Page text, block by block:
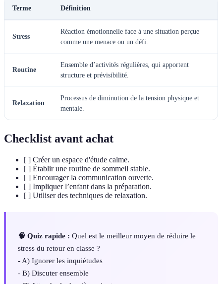
Terme Définition
Stress
Réaction émotionnelle face à une situation perçue
comme une menace ou un défi.
Routine
Ensemble d’activités régulières, qui apportent
structure et prévisibilité.
Relaxation
Processus de diminution de la tension physique et
mentale.
Checklist avant achat
[ ] Créer un espace d'étude calme.
[ ] Établir une routine de sommeil stable.
[ ] Encourager la communication ouverte.
[ ] Impliquer l’enfant dans la préparation.
[ ] Utiliser des techniques de relaxation.
🧠 Quiz rapide : Quel est le meilleur moyen de réduire le
stress du retour en classe ?
- A) Ignorer les inquiétudes
- B) Discuter ensemble